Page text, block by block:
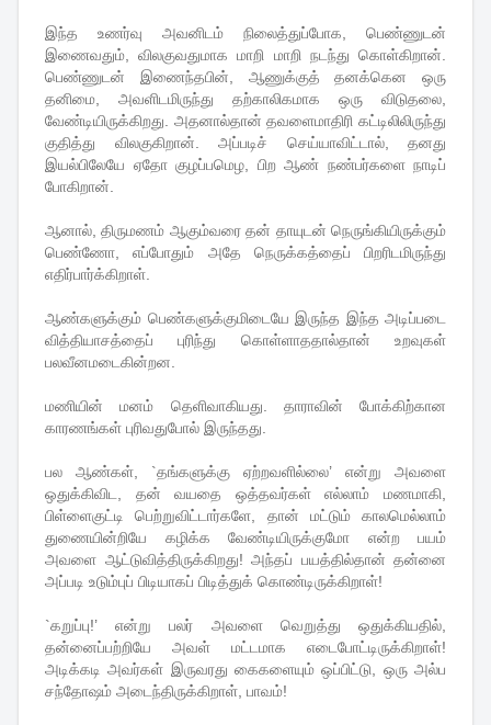
இந்த உணர்வு அவனிடம் நிலைத்துப்போக, பெண்ணுடன்
இணைவதும், விலகுவதுமாக மாறி மாறி நடந்து கொள்கிறான்.
பெண்ணுடன் இணைந்தபின், ஆணுக்குத் தனக்கென ஒரு
தனிமை, அவளிடமிருந்து தற்காலிகமாக ஒரு விடுதலை,
வேண்டியிருக்கிறது. அதனால்தான் தவளைமாதிரி கட்டிலிலிருந்து
குதித்து விலகுகிறான். அப்படிச் செய்யாவிட்டால், தனது
இயல்பிலேயே ஏதோ குழப்பமெழ, பிற ஆண் நண்பர்களை நாடிப்
போகிறான்.
ஆனால், திருமணம் ஆகும்வரை தன் தாயுடன் நெருங்கியிருக்கும்
பெண்ணோ, எப்போதும் அதே நெருக்கத்தைப் பிறரிடமிருந்து
எதிர்பார்க்கிறாள்.
ஆண்களுக்கும் பெண்களுக்குமிடையே இருந்த இந்த அடிப்படை
வித்தியாசத்தைப் புரிந்து கொள்ளாததால்தான் உறவுகள்
பலவீனமடைகின்றன.
மணியின் மனம் தெளிவாகியது. தாராவின் போக்கிற்கான
காரணங்கள் புரிவதுபோல் இருந்தது.
பல ஆண்கள், `தங்களுக்கு ஏற்றவளில்லை’ என்று அவளை
ஒதுக்கிவிட, தன் வயதை ஒத்தவர்கள் எல்லாம் மணமாகி,
பிள்ளைகுட்டி பெற்றுவிட்டார்களே, தான் மட்டும் காலமெல்லாம்
துணையின்றியே கழிக்க வேண்டியிருக்குமோ என்ற பயம்
அவளை ஆட்டுவித்திருக்கிறது! அந்தப் பயத்தில்தான் தன்னை
அப்படி உடும்புப் பிடியாகப் பிடித்துக் கொண்டிருக்கிறாள்!
`கறுப்பு!’ என்று பலர் அவளை வெறுத்து ஒதுக்கியதில்,
தன்னைப்பற்றியே அவள் மட்டமாக எடைபோட்டிருக்கிறாள்!
அடிக்கடி அவர்கள் இருவரது கைகளையும் ஒப்பிட்டு, ஒரு அல்ப
சந்தோஷம் அடைந்திருக்கிறாள், பாவம்!